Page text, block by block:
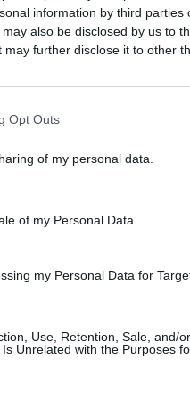
information by third parties
also be disclosed by us to
may further disclose it to other
Opt Outs
of my personal data.
of my Personal Data.
my Personal Data for
Use, Retention, Sale, and/
Unrelated with the Purposes
statyti
AE
pirmasis